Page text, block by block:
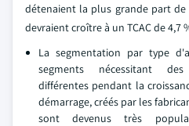
détenaient la plus grande part de
devraient croître à un TCAC de 4,7
La segmentation par type
segments nécessitant
différentes pendant la
démarrage, créés par les
sont devenus très